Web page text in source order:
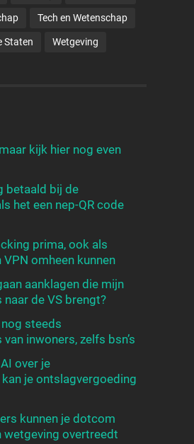
Tech en Wetenschap
Staten Wetgeving
kijk hier nog even
betaald bij de
het een nep-QR code
prima, ook als
omheen kunnen
aanklagen die mijn
de VS brengt?
steeds
inwoners, zelfs bsn’s
over je
je ontslagvergoeding
kunnen je dotcom
wetgeving overtreedt